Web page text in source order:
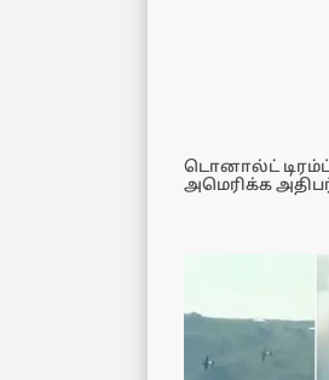
டொனால்ட்
அமெரிக்க